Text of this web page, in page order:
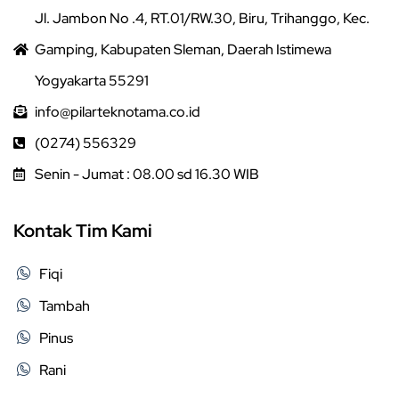
Jl. Jambon No .4, RT.01/RW.30, Biru, Trihanggo, Kec.
Gamping, Kabupaten Sleman, Daerah Istimewa
Yogyakarta 55291
info@pilarteknotama.co.id
(0274) 556329
Senin - Jumat : 08.00 sd 16.30 WIB
Kontak Tim Kami
Fiqi
Tambah
Pinus
Rani